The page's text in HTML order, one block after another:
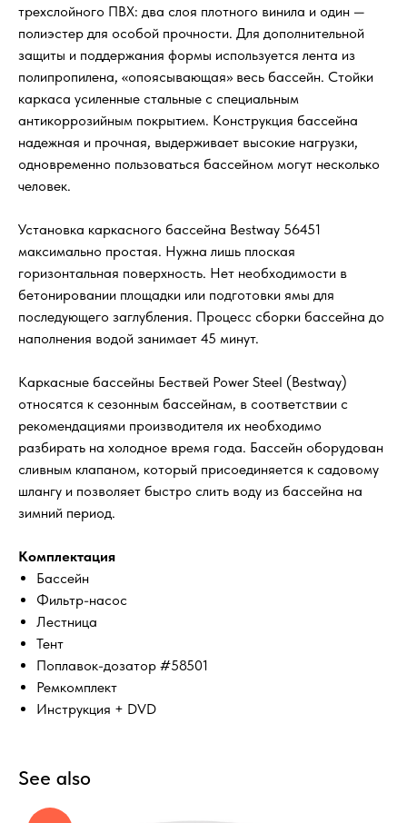
трехслойного ПВХ: два слоя плотного винила и один —
полиэстер для особой прочности. Для дополнительной
защиты и поддержания формы используется лента из
полипропилена, «опоясывающая» весь бассейн. Стойки
каркаса усиленные стальные с специальным
антикоррозийным покрытием. Конструкция бассейна
надежная и прочная, выдерживает высокие нагрузки,
одновременно пользоваться бассейном могут несколько
человек.
Установка каркасного бассейна Bestway 56451
максимально простая. Нужна лишь плоская
горизонтальная поверхность. Нет необходимости в
бетонировании площадки или подготовки ямы для
последующего заглубления. Процесс сборки бассейна до
наполнения водой занимает 45 минут.
Каркасные бассейны Бествей Power Steel (Bestway)
относятся к сезонным бассейнам, в соответствии с
рекомендациями производителя их необходимо
разбирать на холодное время года. Бассейн оборудован
сливным клапаном, который присоединяется к садовому
шлангу и позволяет быстро слить воду из бассейна на
зимний период.
Комплектация
Бассейн
Фильтр-насос
Лестница
Тент
Поплавок-дозатор #58501
Ремкомплект
Инструкция + DVD
See also